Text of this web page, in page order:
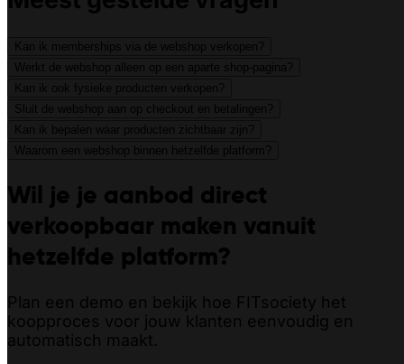
Kan ik memberships via de webshop verkopen?
Werkt de webshop alleen op een aparte shop-pagina?
Kan ik ook fysieke producten verkopen?
Sluit de webshop aan op checkout en betalingen?
Kan ik bepalen waar producten zichtbaar zijn?
Waarom een webshop binnen hetzelfde platform?
Wil je je aanbod direct
verkoopbaar maken vanuit
hetzelfde platform?
Plan een demo en bekijk hoe FITsociety het
koopproces voor jouw klanten eenvoudig en
automatisch maakt.